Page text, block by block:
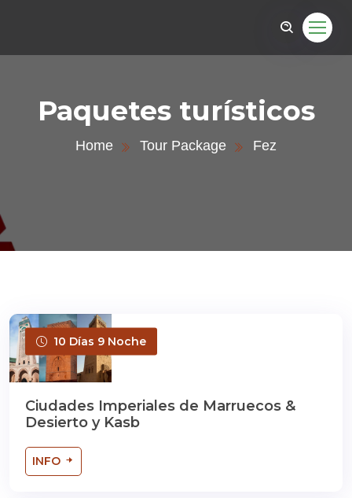
Paquetes turísticos
Home Tour Package Fez
10 Días 9 Noche
Ciudades Imperiales de Marruecos &
Desierto y Kasb
INFO